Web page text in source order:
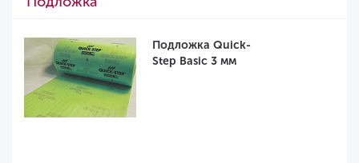
Подложка Quick-
Step Basic 3 мм